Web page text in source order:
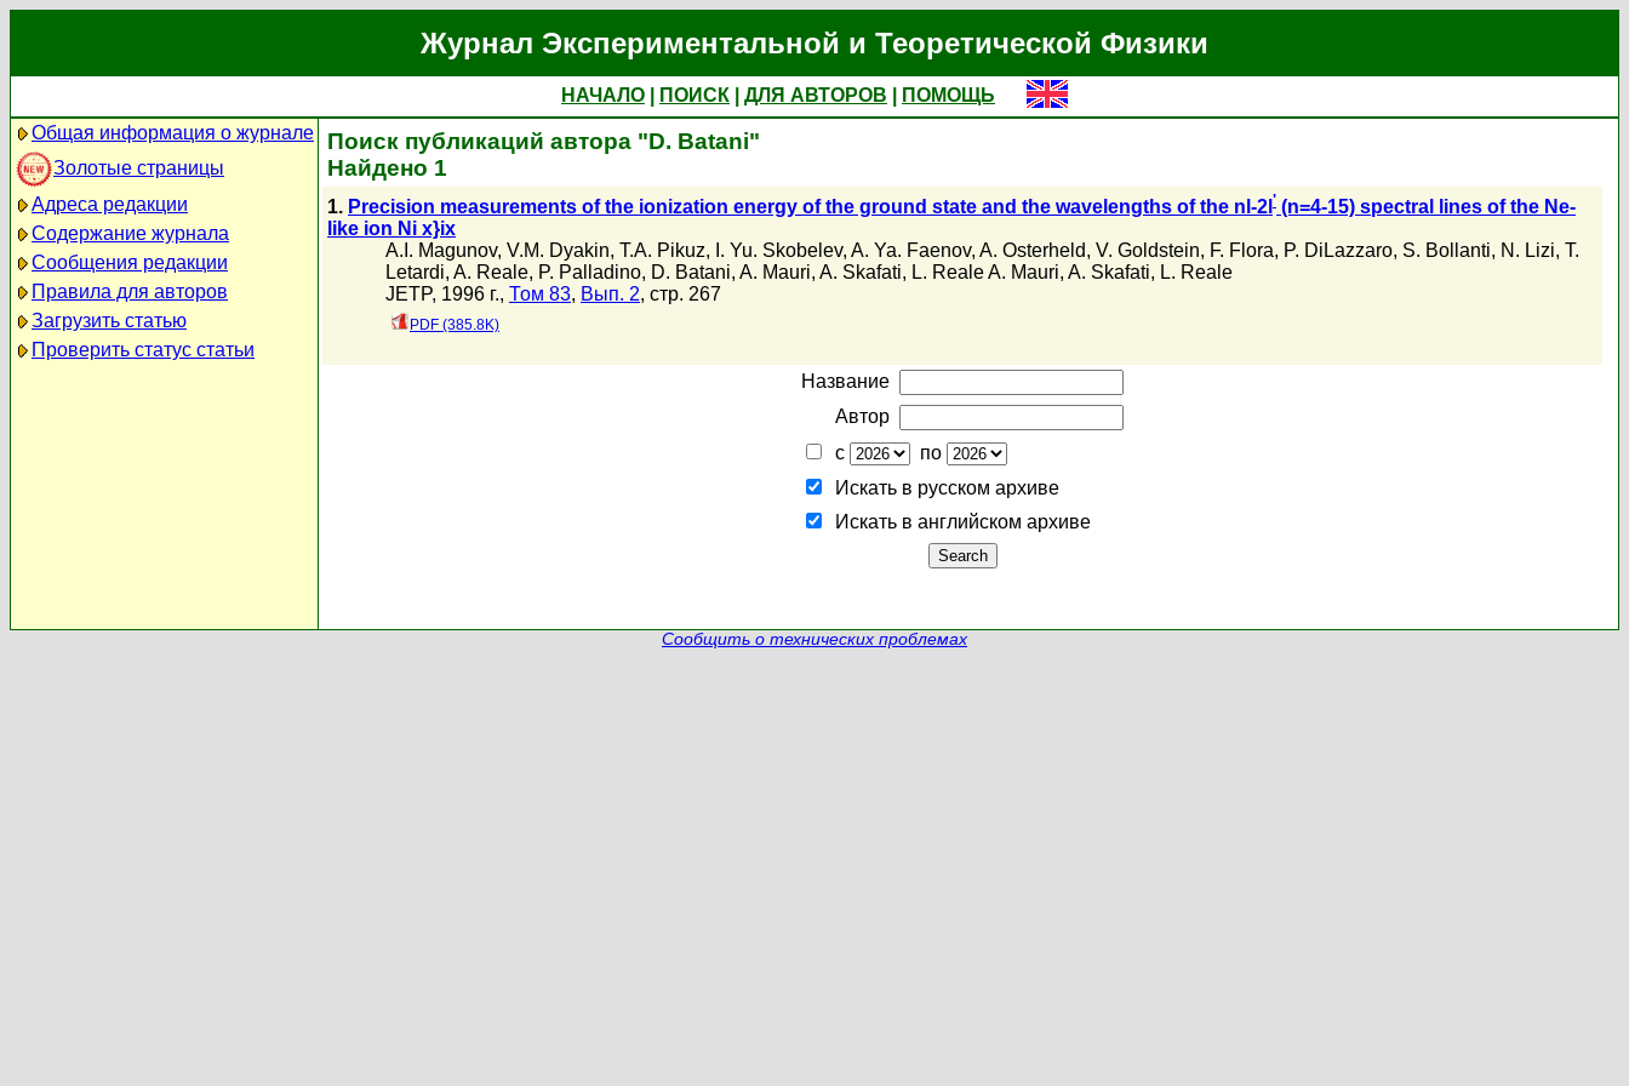
Журнал Экспериментальной и Теоретической Физики
НАЧАЛО ПОИСК ДЛЯ АВТОРОВ
ПОМОЩЬ
Общая информация о журнале
Золотые страницы
Адреса редакции
Содержание журнала
Сообщения редакции
Правила для авторов
Загрузить статью
Проверить статус статьи
Поиск публикаций автора "D. Batani"
Найдено 1
1. Precision measurements of the ionization energy of the ground state and the wavelengths of the nl-2l ' (n=4-15) spectral lines of the Ne-
like ion Ni x}ix
A.I. Magunov, V.M. Dyakin, T.A. Pikuz, I. Yu. Skobelev, A. Ya. Faenov, A. Osterheld, V. Goldstein, F. Flora, P. DiLazzaro, S. Bollanti, N. Lizi, T.
Letardi, A. Reale, P. Palladino, D. Batani, A. Mauri, A. Skafati, L. Reale A. Mauri, A. Skafati, L. Reale
JETP, 1996 г., Том 83, Вып. 2, стр. 267
PDF (385.8K)
Название
Автор
с
по
Искать в русском архиве
Искать в английском архиве
Сообщить о технических проблемах